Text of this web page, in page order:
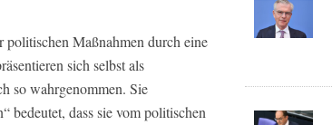
Maßnahmen durch eine
sich selbst als
so wahrgenommen. Sie
bedeutet, dass sie vom politischen